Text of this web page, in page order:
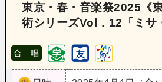
東京・春・音楽祭2025《
術シリーズVol．12「ミサ
合 唱